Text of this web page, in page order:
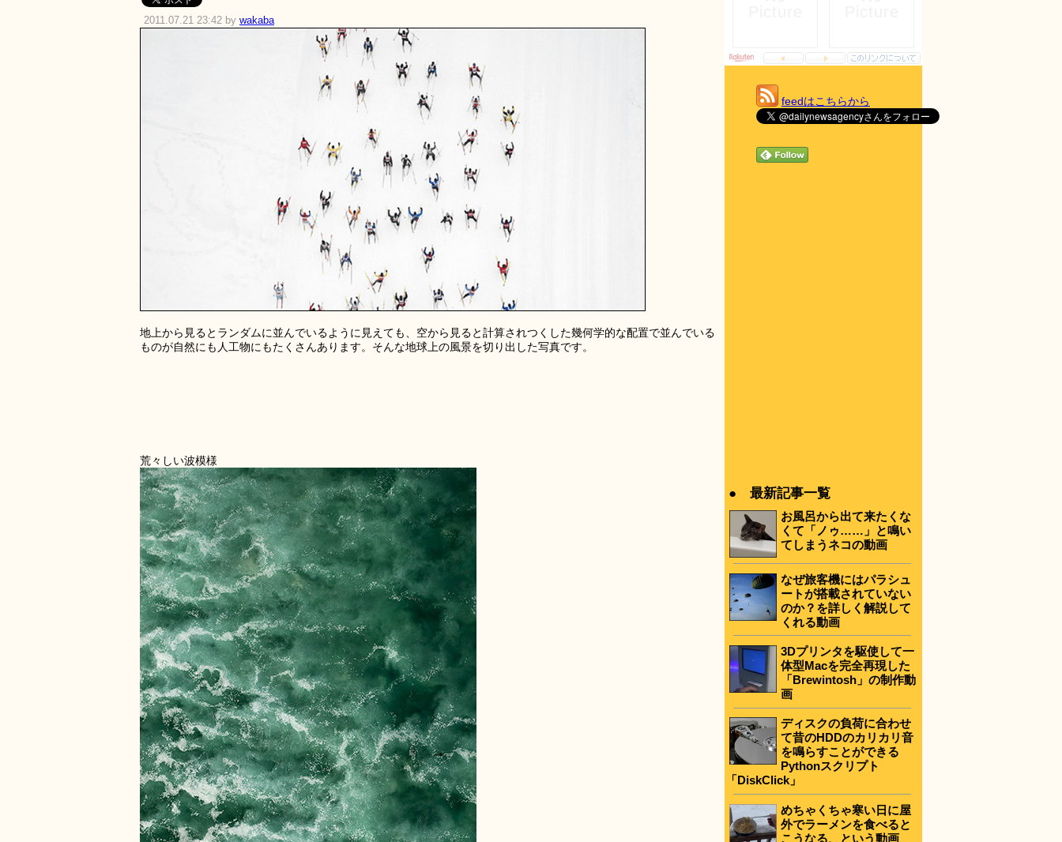
2011.07.21 23:42 by wakaba
地上から見るとランダムに並んでいるように見えても、空から見ると計算されつくした幾何学的な配置で並んでいる
ものが自然にも人工物にもたくさんあります。そんな地球上の風景を切り出した写真です。
荒々しい波模様
feedはこちらから
● 最新記事一覧
お風呂から出て来たくな
くて「ノゥ……」と鳴い
てしまうネコの動画
なぜ旅客機にはパラシュ
ートが搭載されていない
のか？を詳しく解説して
くれる動画
3Dプリンタを駆使して一
体型Macを完全再現した
「Brewintosh」の制作動
画
ディスクの負荷に合わせ
て昔のHDDのカリカリ音
を鳴らすことができる
Pythonスクリプト
「DiskClick」
めちゃくちゃ寒い日に屋
外でラーメンを食べると
こうなる、という動画